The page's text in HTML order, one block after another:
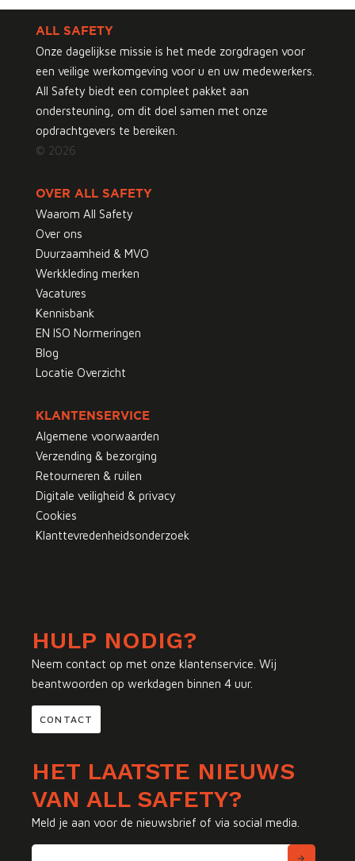
ALL SAFETY
Onze dagelijkse missie is het mede zorgdragen voor
een veilige werkomgeving voor u en uw medewerkers.
All Safety biedt een compleet pakket aan
ondersteuning, om dit doel samen met onze
opdrachtgevers te bereiken.
© 2026
OVER ALL SAFETY
Waarom All Safety
Over ons
Duurzaamheid & MVO
Werkkleding merken
Vacatures
Kennisbank
EN ISO Normeringen
Blog
Locatie Overzicht
KLANTENSERVICE
Algemene voorwaarden
Verzending & bezorging
Retourneren & ruilen
Digitale veiligheid & privacy
Cookies
Klanttevredenheidsonderzoek
HULP NODIG?
Neem contact op met onze klantenservice. Wij
beantwoorden op werkdagen binnen 4 uur.
CONTACT
HET LAATSTE NIEUWS
VAN ALL SAFETY?
Meld je aan voor de nieuwsbrief of via social media.